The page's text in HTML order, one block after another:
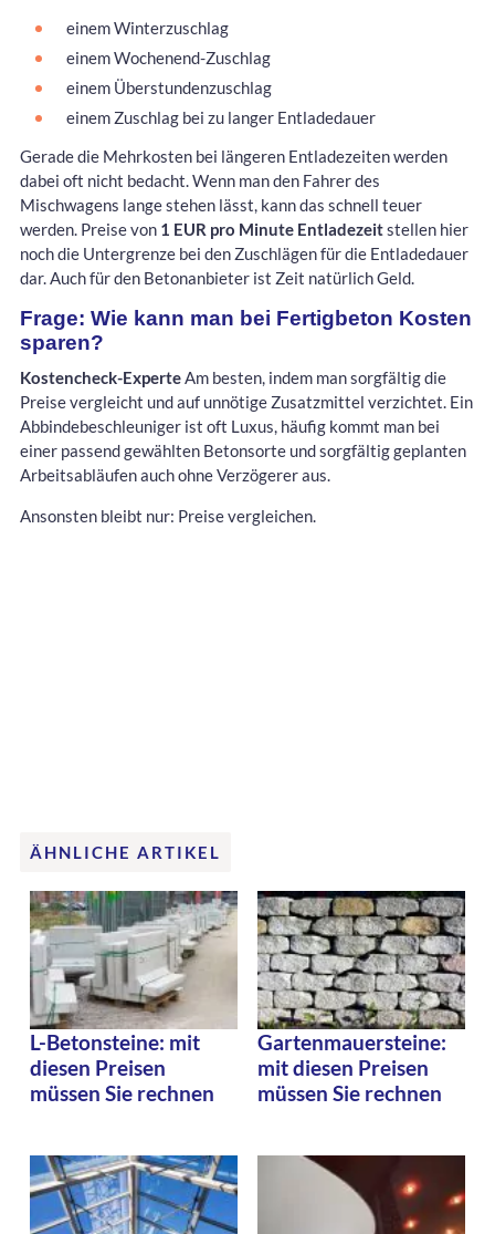
einem Winterzuschlag
einem Wochenend-Zuschlag
einem Überstundenzuschlag
einem Zuschlag bei zu langer Entladedauer
Gerade die Mehrkosten bei längeren Entladezeiten werden
dabei oft nicht bedacht. Wenn man den Fahrer des
Mischwagens lange stehen lässt, kann das schnell teuer
werden. Preise von 1 EUR pro Minute Entladezeitstellen hier
noch die Untergrenze bei den Zuschlägen für die Entladedauer
dar. Auch für den Betonanbieter ist Zeit natürlich Geld.
Frage: Wie kann man bei Fertigbeton Kosten
sparen?
Kostencheck-ExperteAm besten, indem man sorgfältig die
Preise vergleicht und auf unnötige Zusatzmittel verzichtet. Ein
Abbindebeschleuniger ist oft Luxus, häufig kommt man bei
einer passend gewählten Betonsorte und sorgfältig geplanten
Arbeitsabläufen auch ohne Verzögerer aus.
Ansonsten bleibt nur: Preise vergleichen.
ÄHNLICHE ARTIKEL
L-Betonsteine: mit
diesen Preisen
müssen Sie rechnen
Gartenmauersteine:
mit diesen Preisen
müssen Sie rechnen